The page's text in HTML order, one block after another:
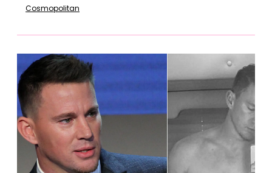
Cosmopolitan